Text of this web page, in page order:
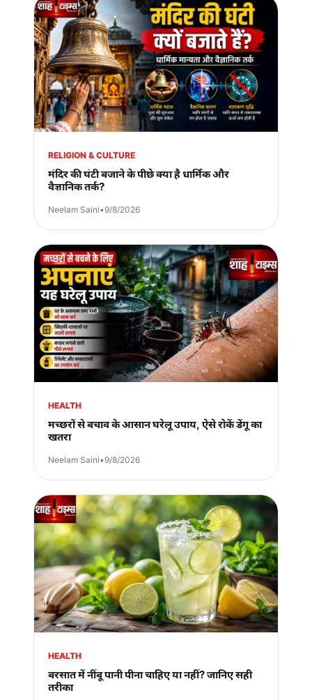
RELIGION & CULTURE
मंदिर की घंटी बजाने के पीछे क्या है धार्मिक और
वैज्ञानिक तर्क?
Neelam Saini•9/8/2026
HEALTH
मच्छरों से बचाव के आसान घरेलू उपाय, ऐसे रोकें डेंगू का
खतरा
Neelam Saini•9/8/2026
HEALTH
बरसात में नींबू पानी पीना चाहिए या नहीं? जानिए सही
तरीका